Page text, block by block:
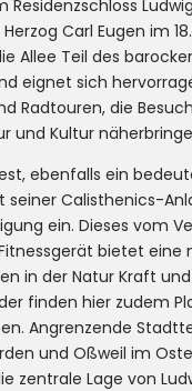
Residenzschloss
Carl Eugen im
Allee Teil des
eignet sich
Radtouren, die
und Kultur
ebenfalls ein
Calisthenics-
ein. Dieses vom
bietet eine
in der Natur Kraft
finden hier zudem
Angrenzende
und Oßweil im
zentrale Lage von